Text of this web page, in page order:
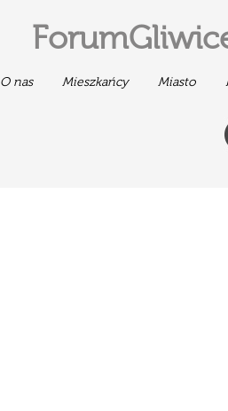
O nas Mieszkańcy Miasto